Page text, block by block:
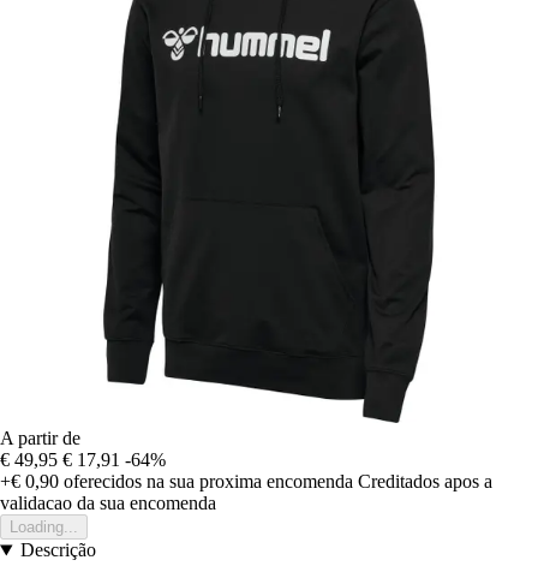
A partir de
€ 49,95 € 17,91 -64%
+€ 0,90 oferecidos na sua proxima encomenda Creditados apos a
validacao da sua encomenda
Loading...
Descrição